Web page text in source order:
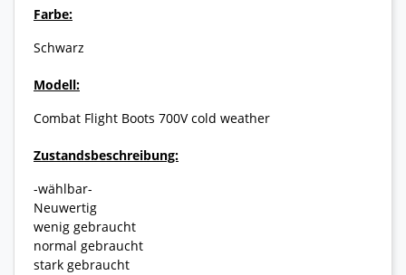
Farbe:
Schwarz
Modell:
Combat Flight Boots 700V cold weather
Zustandsbeschreibung:
-wählbar-
Neuwertig
wenig gebraucht
normal gebraucht
stark gebraucht